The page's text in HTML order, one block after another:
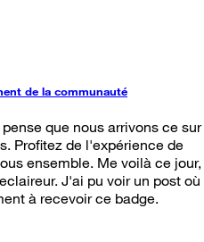
de la communauté
que nous arrivons ce sur
Profitez de l'expérience de
ensemble. Me voilà ce jour,
J'ai pu voir un post où
à recevoir ce badge.